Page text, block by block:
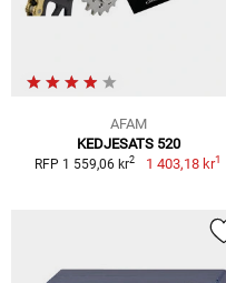
AFAM
KEDJESATS 520
RFP 1 559,06 kr2 1 403,18 kr1